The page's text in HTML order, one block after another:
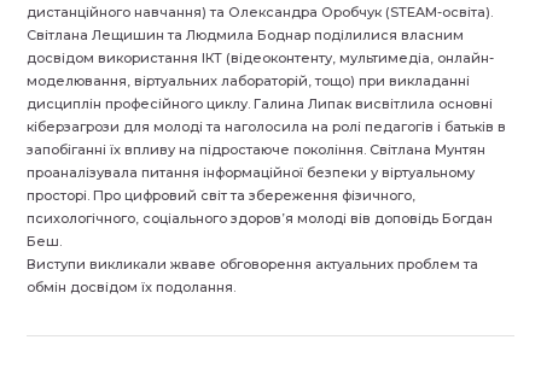
дистанційного навчання) та Олександра Оробчук (STEAM-освіта).
Світлана Лещишин та Людмила Боднар поділилися власним
досвідом використання ІКТ (відеоконтенту, мультимедіа, онлайн-
моделювання, віртуальних лабораторій, тощо) при викладанні
дисциплін професійного циклу. Галина Липак висвітлила основні
кіберзагрози для молоді та наголосила на ролі педагогів і батьків в
запобіганні їх впливу на підростаюче покоління. Світлана Мунтян
проаналізувала питання інформаційної безпеки у віртуальному
просторі. Про цифровий світ та збереження фізичного,
психологічного, соціального здоров’я молоді вів доповідь Богдан
Беш.
Виступи викликали жваве обговорення актуальних проблем та
обмін досвідом їх подолання.